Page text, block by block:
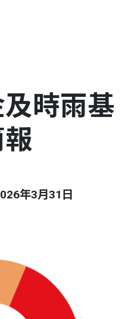
時雨基
年3月31日